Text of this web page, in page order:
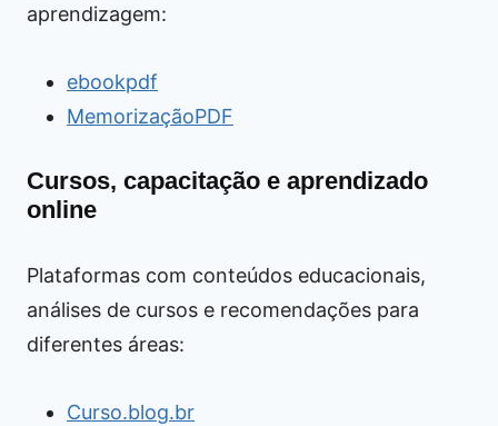
aprendizagem:
ebookpdf
MemorizaçãoPDF
Cursos, capacitação e aprendizado
online
Plataformas com conteúdos educacionais,
análises de cursos e recomendações para
diferentes áreas:
Curso.blog.br